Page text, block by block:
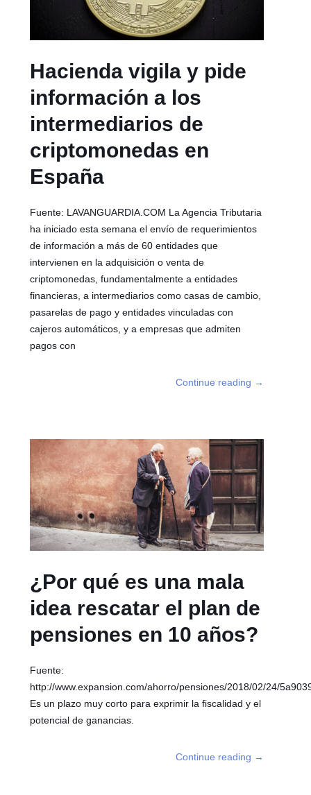
Hacienda vigila y pide
información a los
intermediarios de
criptomonedas en
España
Fuente: LAVANGUARDIA.COM La Agencia Tributaria
ha iniciado esta semana el envío de requerimientos
de información a más de 60 entidades que
intervienen en la adquisición o venta de
criptomonedas, fundamentalmente a entidades
financieras, a intermediarios como casas de cambio,
pasarelas de pago y entidades vinculadas con
cajeros automáticos, y a empresas que admiten
pagos con
Continue reading →
¿Por qué es una mala
idea rescatar el plan de
pensiones en 10 años?
Fuente:
http://www.expansion.com/ahorro/pensiones/2018/02/24/
Es un plazo muy corto para exprimir la fiscalidad y el
potencial de ganancias.
Continue reading →